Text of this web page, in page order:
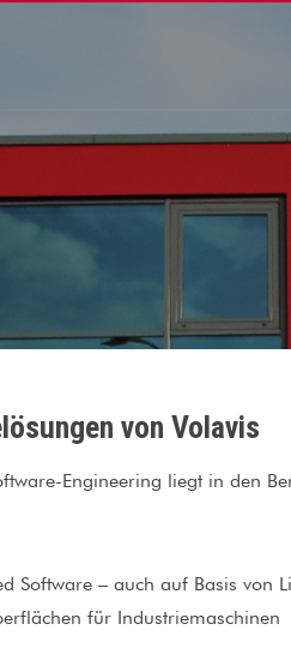
von Volavis
Engineering liegt in den
Software – auch auf Basis von
für Industriemaschinen